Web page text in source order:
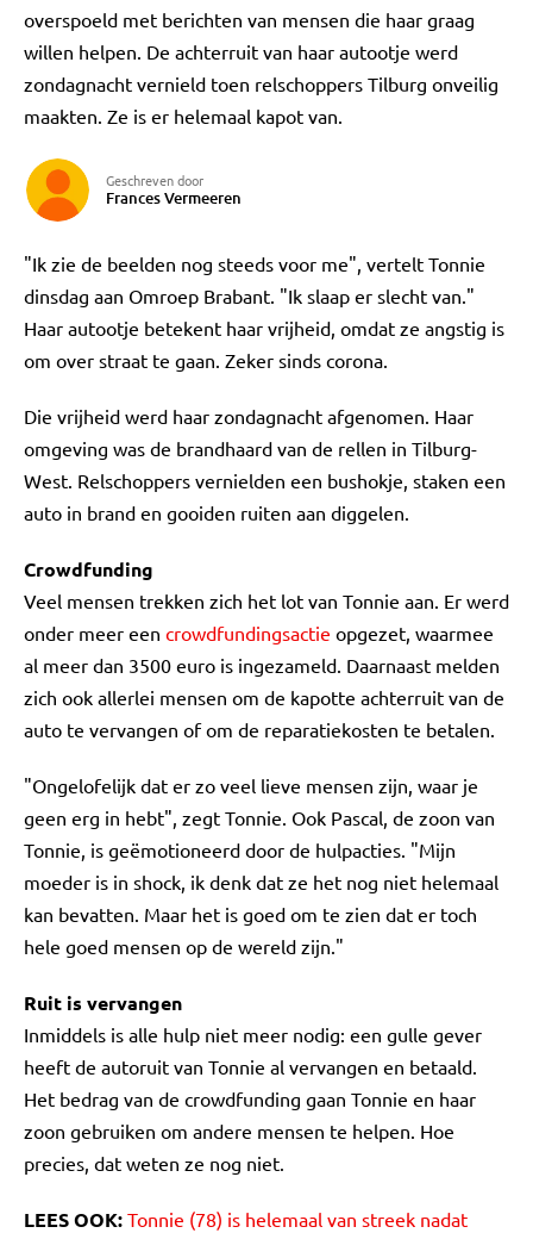
overspoeld met berichten van mensen die haar graag
willen helpen. De achterruit van haar autootje werd
zondagnacht vernield toen relschoppers Tilburg onveilig
maakten. Ze is er helemaal kapot van.
Geschreven door
Frances Vermeeren
"Ik zie de beelden nog steeds voor me", vertelt Tonnie
dinsdag aan Omroep Brabant. "Ik slaap er slecht van."
Haar autootje betekent haar vrijheid, omdat ze angstig is
om over straat te gaan. Zeker sinds corona.
Die vrijheid werd haar zondagnacht afgenomen. Haar
omgeving was de brandhaard van de rellen in Tilburg-
West. Relschoppers vernielden een bushokje, staken een
auto in brand en gooiden ruiten aan diggelen.
Crowdfunding
Veel mensen trekken zich het lot van Tonnie aan. Er werd
onder meer een crowdfundingsactie opgezet, waarmee
al meer dan 3500 euro is ingezameld. Daarnaast melden
zich ook allerlei mensen om de kapotte achterruit van de
auto te vervangen of om de reparatiekosten te betalen.
"Ongelofelijk dat er zo veel lieve mensen zijn, waar je
geen erg in hebt", zegt Tonnie. Ook Pascal, de zoon van
Tonnie, is geëmotioneerd door de hulpacties. "Mijn
moeder is in shock, ik denk dat ze het nog niet helemaal
kan bevatten. Maar het is goed om te zien dat er toch
hele goed mensen op de wereld zijn."
Ruit is vervangen
Inmiddels is alle hulp niet meer nodig: een gulle gever
heeft de autoruit van Tonnie al vervangen en betaald.
Het bedrag van de crowdfunding gaan Tonnie en haar
zoon gebruiken om andere mensen te helpen. Hoe
precies, dat weten ze nog niet.
LEES OOK: Tonnie (78) is helemaal van streek nadat